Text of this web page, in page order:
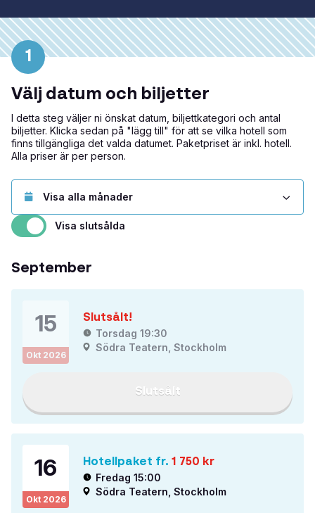
1
Välj datum och biljetter
I detta steg väljer ni önskat datum, biljettkategori och antal
biljetter. Klicka sedan på "lägg till" för att se vilka hotell som
finns tillgängliga det valda datumet. Paketpriset är inkl. hotell.
Alla priser är per person.
Visa slutsålda
September
15
Okt 2026
Slutsålt!
Torsdag 19:30
Södra Teatern, Stockholm
Slutsålt
16
Okt 2026
Hotellpaket fr. 1 750 kr
Fredag 15:00
Södra Teatern, Stockholm